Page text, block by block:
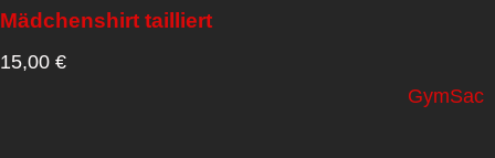
Mädchenshirt tailliert
15,00 €
GymSac